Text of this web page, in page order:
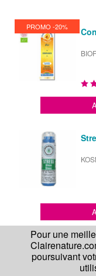
PROMO -20%
Pour une
poursuivant